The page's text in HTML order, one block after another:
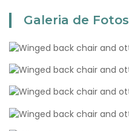
Galeria de Fotos